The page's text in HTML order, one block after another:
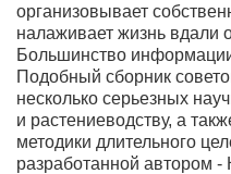
организовывает
налаживает жизнь вдали
Большинство
Подобный сборник
несколько серьезных
и растениеводству, а
методики длительного
разработанной автором